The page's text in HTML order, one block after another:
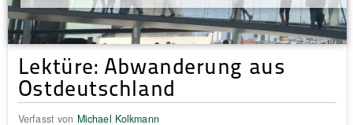
Lektüre: Abwanderung aus
Ostdeutschland
Verfasst von Michael Kolkmann